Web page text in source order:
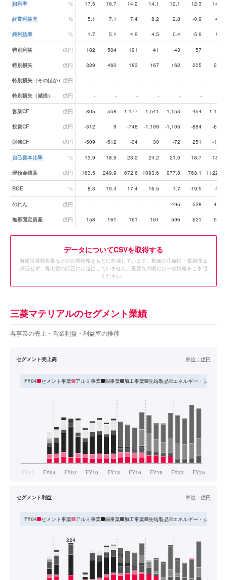
粗利率 % 17.5 16.7 14.2 14.1 12.1 12.3 14.5
経常利益率 % 5.1 7.1 7.4 8.2 2.8 -0.9 4.2
純利益率 % 1.7 5.1 4.9 4.5 0.4 -5.9 1.1
特別利益 億円 182 504 191 41 43 57
特別損失 億円 339 460 183 167 162 205 256
特別損失（そのほか） 億円 - - - - - -
特別損失（減損） 億円 - - - - - -
営業CF 億円 805 558 1,177 1,541 1,153 454 1,151
投資CF 億円 -312 9 -748 -1,109 -1,105 -884 -603
財務CF 億円 -509 -512 -34 30 -72 251 -122
自己資本比率 % 13.9 18.9 23.2 24.2 21.0 18.7 18.7
現預金残高 億円 163.5 249.9 672.6 1093.6 977.8 763.1 1122.3
ROE % 8.3 19.4 17.4 16.5 1.7 -19.5 4.1
のれん 億円 - - - - 495 528 446
無形固定資産 億円 158 161 161 161 596 621 533
データについてCSVを取得する
有価証券報告書などの公開情報をもとに作成しています。数値の正確性・最新性は
保証せず、提出後の訂正には追従していません。重要な判断には一次情報をご参照
ください。
三菱マテリアルのセグメント業績
各事業の売上・営業利益・利益率の推移
セグメント売上高 単位： 億円
FY04 セメント事業 アルミ事業 銅事業 加工事業 先端製品 エネルギー・システム
セグメント利益 単位： 億円
FY04 セメント事業 アルミ事業 銅事業 加工事業 先端製品 エネルギー・システム